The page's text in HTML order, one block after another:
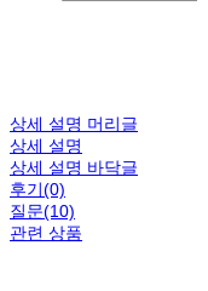
상세 설명 머리글
상세 설명
상세 설명 바닥글
후기(0)
질문(10)
관련 상품